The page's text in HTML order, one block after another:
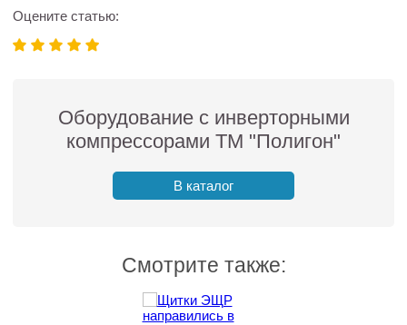
Оцените статью:
Оборудование с инверторными
компрессорами ТМ "Полигон"
В каталог
Смотрите также: